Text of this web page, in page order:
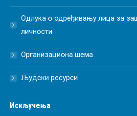
Одлука о одређивању лица за
личности
Организациона шема
Људски ресурси
Искључења